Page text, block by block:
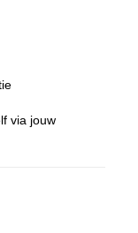
via jouw